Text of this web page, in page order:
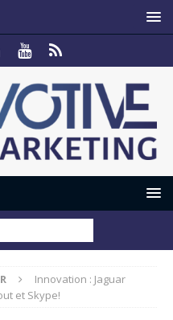
Innovation : Jaguar
et Skype!